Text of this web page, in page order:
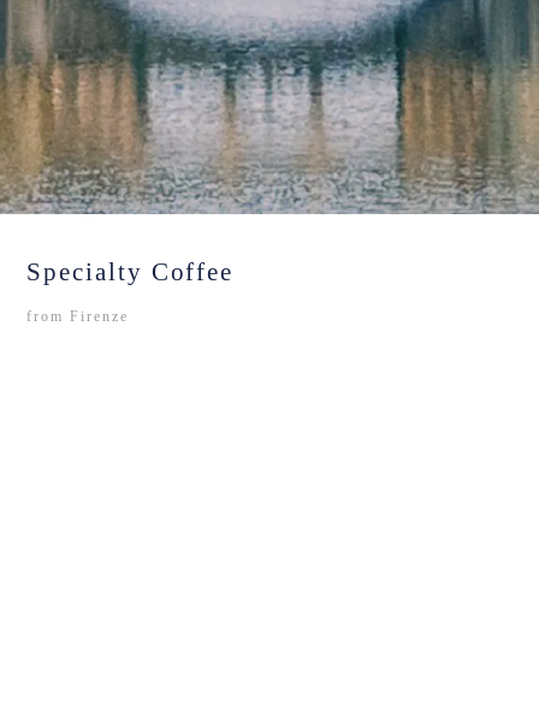
Specialty Coffee
from Firenze